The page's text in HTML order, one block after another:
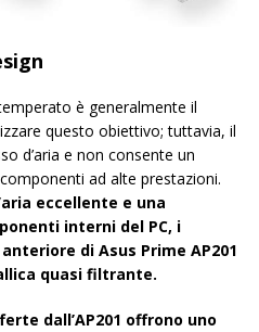
è generalmente il
questo obiettivo; tuttavia, il
d’aria e non consente un
ad alte prestazioni.
eccellente e una
interni del PC, i
di Asus Prime AP201
quasi filtrante.
dall’AP201 offrono uno